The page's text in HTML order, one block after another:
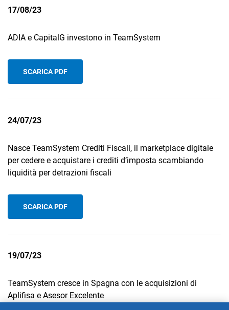
17/08/23
ADIA e CapitalG investono in TeamSystem
SCARICA PDF
24/07/23
Nasce TeamSystem Crediti Fiscali, il marketplace digitale
per cedere e acquistare i crediti d’imposta scambiando
liquidità per detrazioni fiscali
SCARICA PDF
19/07/23
TeamSystem cresce in Spagna con le acquisizioni di
Aplifisa e Asesor Excelente